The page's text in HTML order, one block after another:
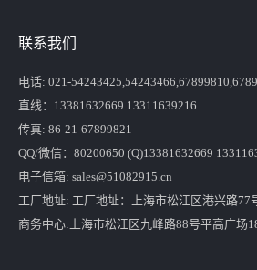
联系我们
电话: 021-
直线：13381632669 13311639216
传真: 86-21-67899821
QQ/微信：80200650 (Q)13381632669
电子信箱: sales@51082915.cn
工厂地址: 工厂地址：上海市松江区港兴路77
商务中心:上海市松江区九峰路88号平高广场